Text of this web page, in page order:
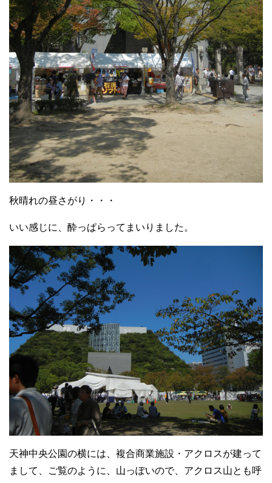
秋晴れの昼さがり・・・
いい感じに、酔っぱらってまいりました。
天神中央公園の横には、複合商業施設・アクロスが建って
まして、ご覧のように、山っぽいので、アクロス山とも呼